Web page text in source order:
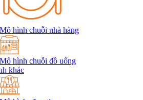
Mô hình chuỗi nhà hàng
Mô hình chuỗi đồ uống
khác